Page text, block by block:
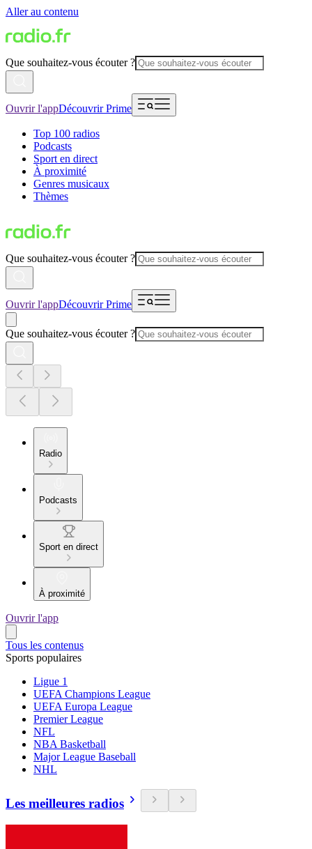
Aller au contenu
Que souhaitez-vous écouter ?
Ouvrir l'appDécouvrir Prime
Top 100 radios
Podcasts
Sport en direct
À proximité
Genres musicaux
Thèmes
Que souhaitez-vous écouter ?
Ouvrir l'appDécouvrir Prime
Que souhaitez-vous écouter ?
Radio
Podcasts
Sport en direct
À proximité
Ouvrir l'app
Tous les contenus
Sports populaires
Ligue 1
UEFA Champions League
UEFA Europa League
Premier League
NFL
NBA Basketball
Major League Baseball
NHL
Les meilleures radios